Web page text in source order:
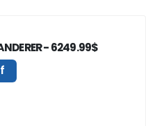
- 6249.99$